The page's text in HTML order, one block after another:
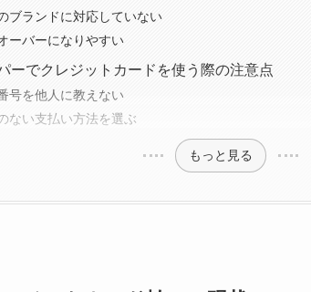
ブランドに対応していない
ーバーになりやすい
ーでクレジットカードを使う際の注意点
号を他人に教えない
ない支払い方法を選ぶ
もっと見る